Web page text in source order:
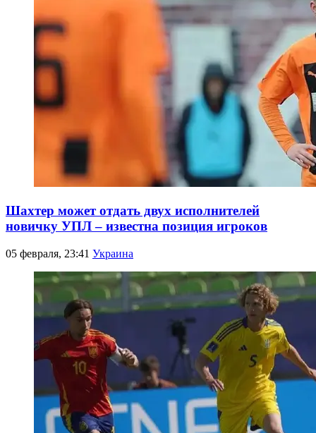
Шахтер может отдать двух исполнителей
новичку УПЛ – известна позиция игроков
05 февраля, 23:41 Украина